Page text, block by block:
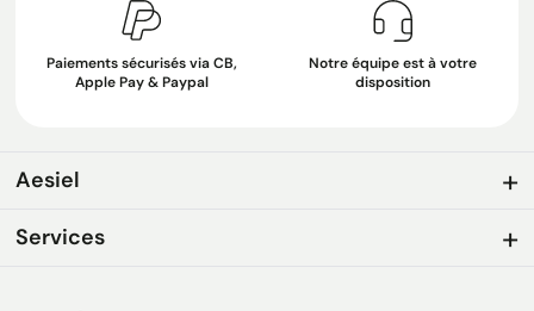
Paiements sécurisés via CB,
Apple Pay & Paypal
Notre équipe est à votre
disposition
Aesiel
Services